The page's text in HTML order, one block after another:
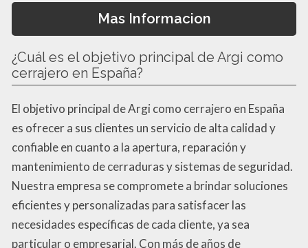
Mas Informacion
¿Cuál es el objetivo principal de Argi como
cerrajero en España?
El objetivo principal de Argi como cerrajero en España
es ofrecer a sus clientes un servicio de alta calidad y
confiable en cuanto a la apertura, reparación y
mantenimiento de cerraduras y sistemas de seguridad.
Nuestra empresa se compromete a brindar soluciones
eficientes y personalizadas para satisfacer las
necesidades específicas de cada cliente, ya sea
particular o empresarial. Con más de años de